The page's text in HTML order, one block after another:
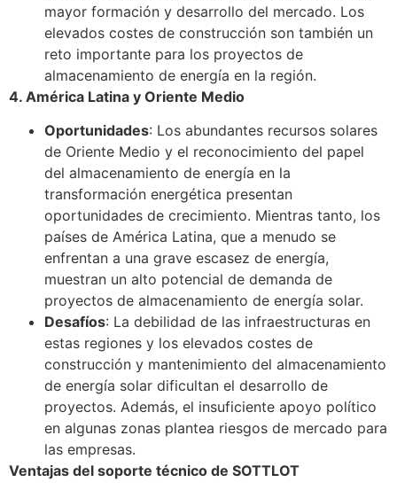
mayor formación y desarrollo del mercado. Los
elevados costes de construcción son también un
reto importante para los proyectos de
almacenamiento de energía en la región.
4. América Latina y Oriente Medio
Oportunidades: Los abundantes recursos solares
de Oriente Medio y el reconocimiento del papel
del almacenamiento de energía en la
transformación energética presentan
oportunidades de crecimiento. Mientras tanto, los
países de América Latina, que a menudo se
enfrentan a una grave escasez de energía,
muestran un alto potencial de demanda de
proyectos de almacenamiento de energía solar.
Desafíos: La debilidad de las infraestructuras en
estas regiones y los elevados costes de
construcción y mantenimiento del almacenamiento
de energía solar dificultan el desarrollo de
proyectos. Además, el insuficiente apoyo político
en algunas zonas plantea riesgos de mercado para
las empresas.
Ventajas del soporte técnico de SOTTLOT